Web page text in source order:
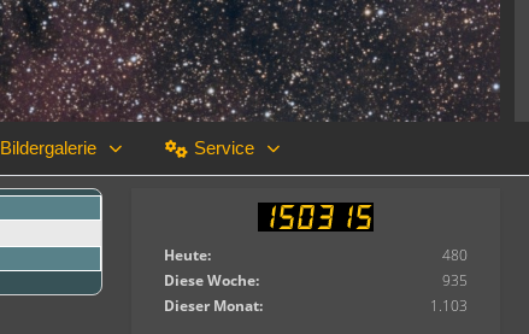
Bildergalerie Service
Heute:
480
Diese Woche:
935
Dieser Monat:
1.103